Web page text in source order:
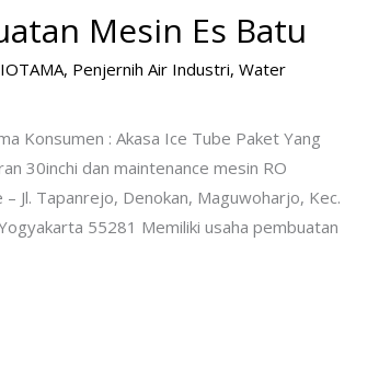
Mesin Es Batu
, Penjernih Air Industri,Water
Konsumen : Akasa Ice Tube Paket Yang
30inchi dan maintenance mesin RO
Jl. Tapanrejo, Denokan, Maguwoharjo, Kec.
55281 Memiliki usaha pembuatan